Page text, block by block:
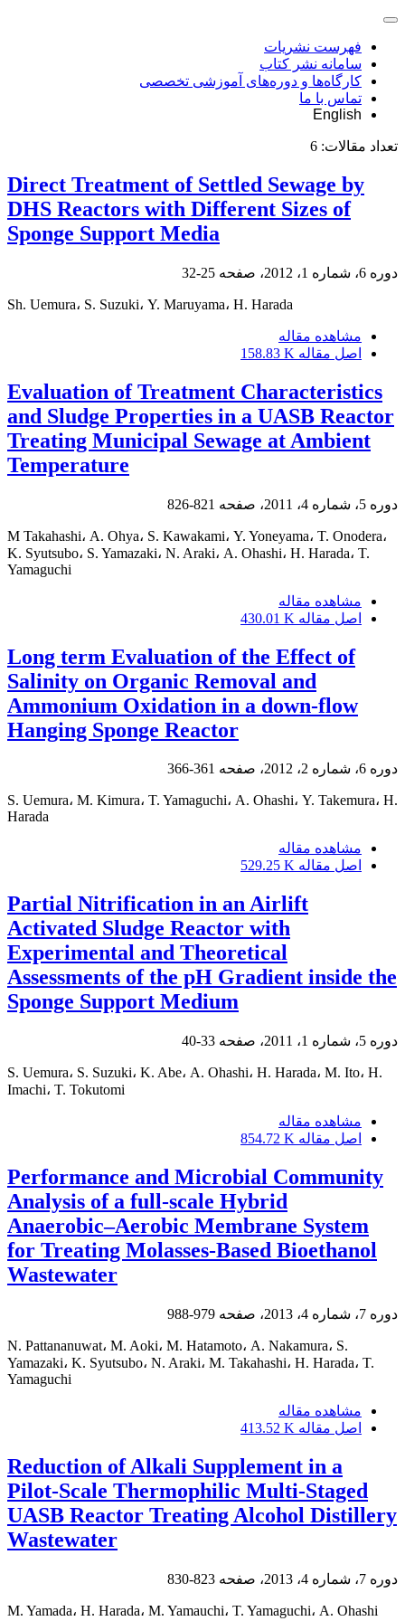
فهرست نشریات
سامانه نشر کتاب
کارگاه‌ها و دوره‌های آموزشی تخصصی
تماس با ما
English
تعداد مقالات: 6
Direct Treatment of Settled Sewage by
DHS Reactors with Different Sizes of
Sponge Support Media
دوره 6، شماره 1، 2012، صفحه 25-32
Sh. Uemura، S. Suzuki، Y. Maruyama، H. Harada
مشاهده مقاله
اصل مقاله 158.83 K
Evaluation of Treatment Characteristics
and Sludge Properties in a UASB Reactor
Treating Municipal Sewage at Ambient
Temperature
دوره 5، شماره 4، 2011، صفحه 821-826
M Takahashi، A. Ohya، S. Kawakami، Y. Yoneyama، T. Onodera،
K. Syutsubo، S. Yamazaki، N. Araki، A. Ohashi، H. Harada، T.
Yamaguchi
مشاهده مقاله
اصل مقاله 430.01 K
Long term Evaluation of the Effect of
Salinity on Organic Removal and
Ammonium Oxidation in a down-flow
Hanging Sponge Reactor
دوره 6، شماره 2، 2012، صفحه 361-366
S. Uemura، M. Kimura، T. Yamaguchi، A. Ohashi، Y. Takemura، H.
Harada
مشاهده مقاله
اصل مقاله 529.25 K
Partial Nitrification in an Airlift
Activated Sludge Reactor with
Experimental and Theoretical
Assessments of the pH Gradient inside the
Sponge Support Medium
دوره 5، شماره 1، 2011، صفحه 33-40
S. Uemura، S. Suzuki، K. Abe، A. Ohashi، H. Harada، M. Ito، H.
Imachi، T. Tokutomi
مشاهده مقاله
اصل مقاله 854.72 K
Performance and Microbial Community
Analysis of a full-scale Hybrid
Anaerobic–Aerobic Membrane System
for Treating Molasses-Based Bioethanol
Wastewater
دوره 7، شماره 4، 2013، صفحه 979-988
N. Pattananuwat، M. Aoki، M. Hatamoto، A. Nakamura، S.
Yamazaki، K. Syutsubo، N. Araki، M. Takahashi، H. Harada، T.
Yamaguchi
مشاهده مقاله
اصل مقاله 413.52 K
Reduction of Alkali Supplement in a
Pilot-Scale Thermophilic Multi-Staged
UASB Reactor Treating Alcohol Distillery
Wastewater
دوره 7، شماره 4، 2013، صفحه 823-830
M. Yamada، H. Harada، M. Yamauchi، T. Yamaguchi، A. Ohashi